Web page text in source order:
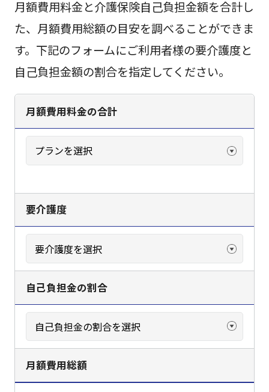
月額費用料金と介護保険自己負担金額を合計し
た、月額費用総額の目安を調べることができま
す。下記のフォームにご利用者様の要介護度と
自己負担金額の割合を指定してください。
月額費用料金の合計
要介護度
自己負担金の割合
月額費用総額